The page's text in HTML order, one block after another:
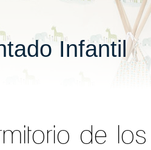
Infantil
de